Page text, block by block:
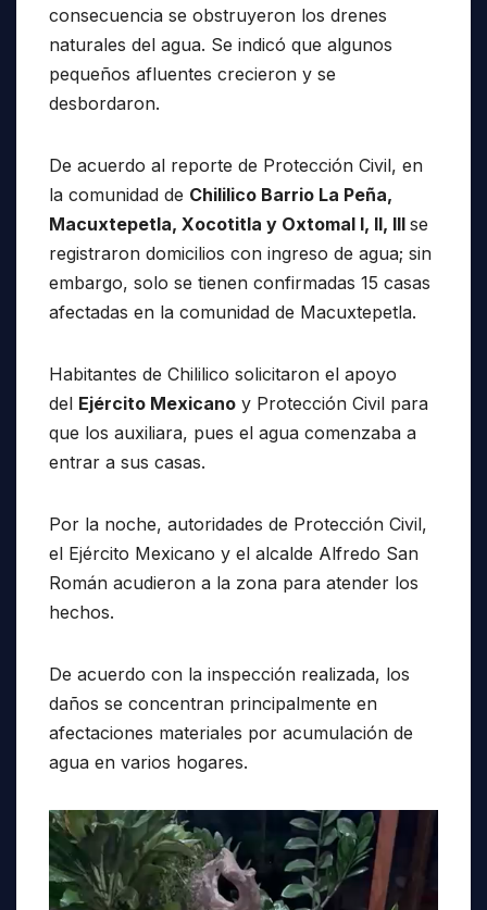
consecuencia se obstruyeron los drenes
naturales del agua. Se indicó que algunos
pequeños afluentes crecieron y se
desbordaron.
De acuerdo al reporte de Protección Civil, en
la comunidad de Chililico Barrio La Peña,
Macuxtepetla, Xocotitla y OxtomaI I, II, III se
registraron domicilios con ingreso de agua; sin
embargo, solo se tienen confirmadas 15 casas
afectadas en la comunidad de Macuxtepetla.
Habitantes de Chililico solicitaron el apoyo
del Ejército Mexicano y Protección Civil para
que los auxiliara, pues el agua comenzaba a
entrar a sus casas.
Por la noche, autoridades de Protección Civil,
el Ejército Mexicano y el alcalde Alfredo San
Román acudieron a la zona para atender los
hechos.
De acuerdo con la inspección realizada, los
daños se concentran principalmente en
afectaciones materiales por acumulación de
agua en varios hogares.
Reproductor
de
vídeo